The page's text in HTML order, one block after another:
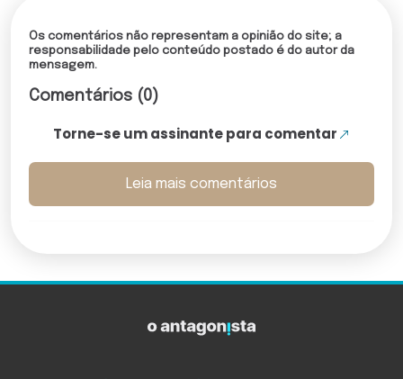
Os comentários não representam a opinião do site; a
responsabilidade pelo conteúdo postado é do autor da
mensagem.
Comentários (0)
Torne-se um assinante para comentar
Leia mais comentários